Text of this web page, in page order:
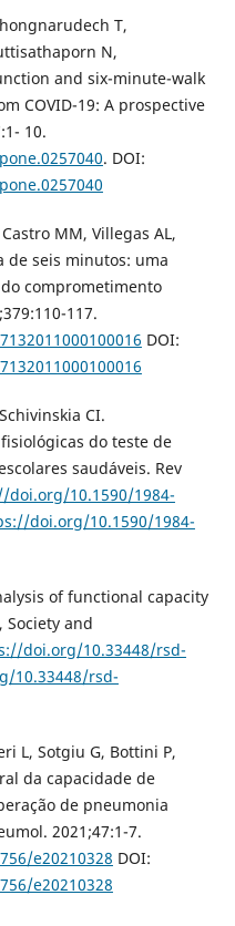
T,
N,
and six-minute-walk
COVID-19: A prospective
10.
. DOI:
MM, Villegas AL,
de seis minutos: uma
comprometimento
117.
DOI:
CI.
do teste de
saudáveis. Rev
doi.org/10.1590/1984-
doi.org/10.1590/1984-
of functional capacity
Society and
doi.org/10.33448/rsd-
10.33448/rsd-
L, Sotgiu G, Bottini P,
da capacidade de
de pneumonia
2021;47:1-7.
e20210328 DOI:
e20210328